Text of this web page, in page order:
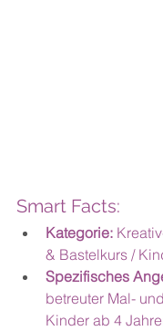
Smart Facts:
Kategorie:
& Bastelkurs /
Spezifisches
betreuter Mal-
Kinder ab 4